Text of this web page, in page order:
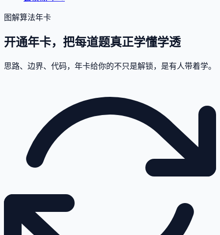
图解算法年卡
开通年卡，把每道题真正学懂学透
思路、边界、代码，年卡给你的不只是解锁，是有人带着学。